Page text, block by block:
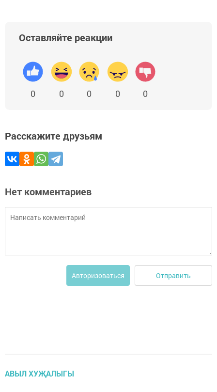
Оставляйте реакции
0 0 0 0 0
Расскажите друзьям
Нет комментариев
Авторизоваться Отправить
АВЫЛ ХУҖАЛЫГЫ